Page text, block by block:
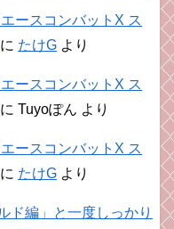
ースコンバットX ス
に たけG より
ースコンバットX ス
に Tuyoぽん より
ースコンバットX ス
に たけG より
ド編」と一度しっかり